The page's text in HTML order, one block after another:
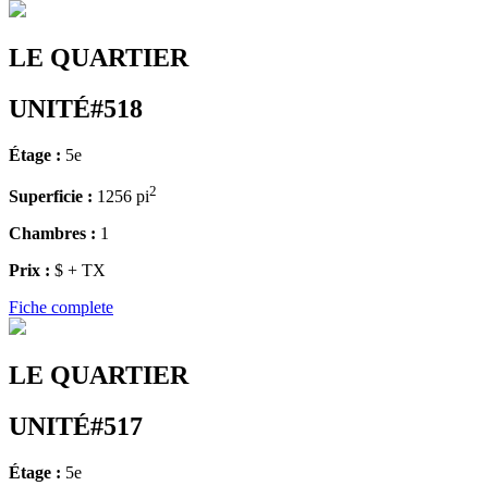
LE QUARTIER
UNITÉ#518
Étage : 5e
Superficie : 1256 pi2
Chambres : 1
Prix : $ + TX
Fiche complete
LE QUARTIER
UNITÉ#517
Étage : 5e